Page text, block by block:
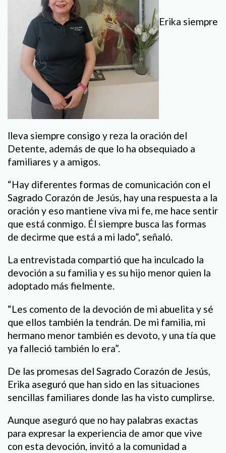
Erika siempre
lleva siempre consigo y reza la oración del
Detente, además de que lo ha obsequiado a
familiares y a amigos.
“Hay diferentes formas de comunicación con el
Sagrado Corazón de Jesús, hay una respuesta a la
oración y eso mantiene viva mi fe, me hace sentir
que está conmigo. Él siempre busca las formas
de decirme que está a mi lado”, señaló.
La entrevistada compartió que ha inculcado la
devoción a su familia y es su hijo menor quien la
adoptado más fielmente.
“Les comento de la devoción de mi abuelita y sé
que ellos también la tendrán. De mi familia, mi
hermano menor también es devoto, y una tía que
ya falleció también lo era”.
De las promesas del Sagrado Corazón de Jesús,
Erika aseguró que han sido en las situaciones
sencillas familiares donde las ha visto cumplirse.
Aunque aseguró que no hay palabras exactas
para expresar la experiencia de amor que vive
con esta devoción, invitó a la comunidad a